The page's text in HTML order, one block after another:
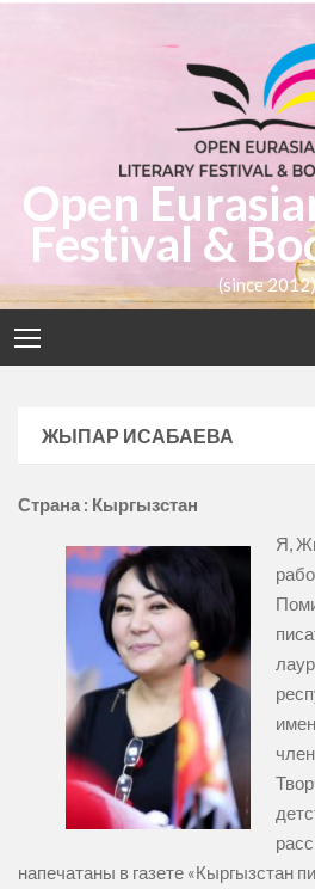
Open
Festival &
(since 2012)
ЖЫПАР ИСАБАЕВА
Страна : Кыргызстан
Я,
напечатаны в газете «Кыргызстан